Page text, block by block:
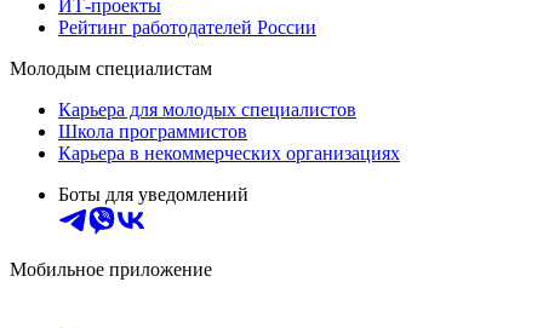
ИТ-проекты
Рейтинг работодателей России
Молодым специалистам
Карьера для молодых специалистов
Школа программистов
Карьера в некоммерческих организациях
Боты для уведомлений
Мобильное приложение